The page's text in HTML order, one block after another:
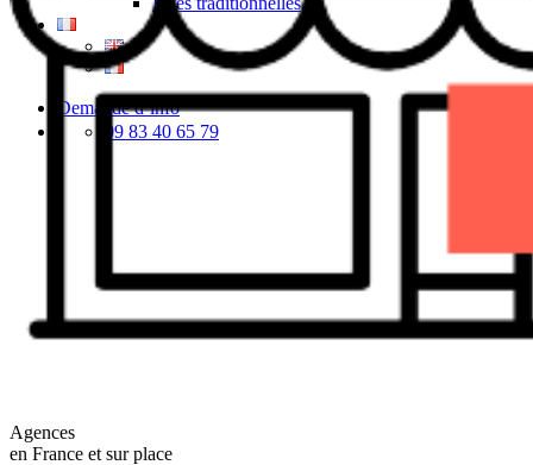
Demande d’info
09 83 40 65 79
Agences
en France et sur place